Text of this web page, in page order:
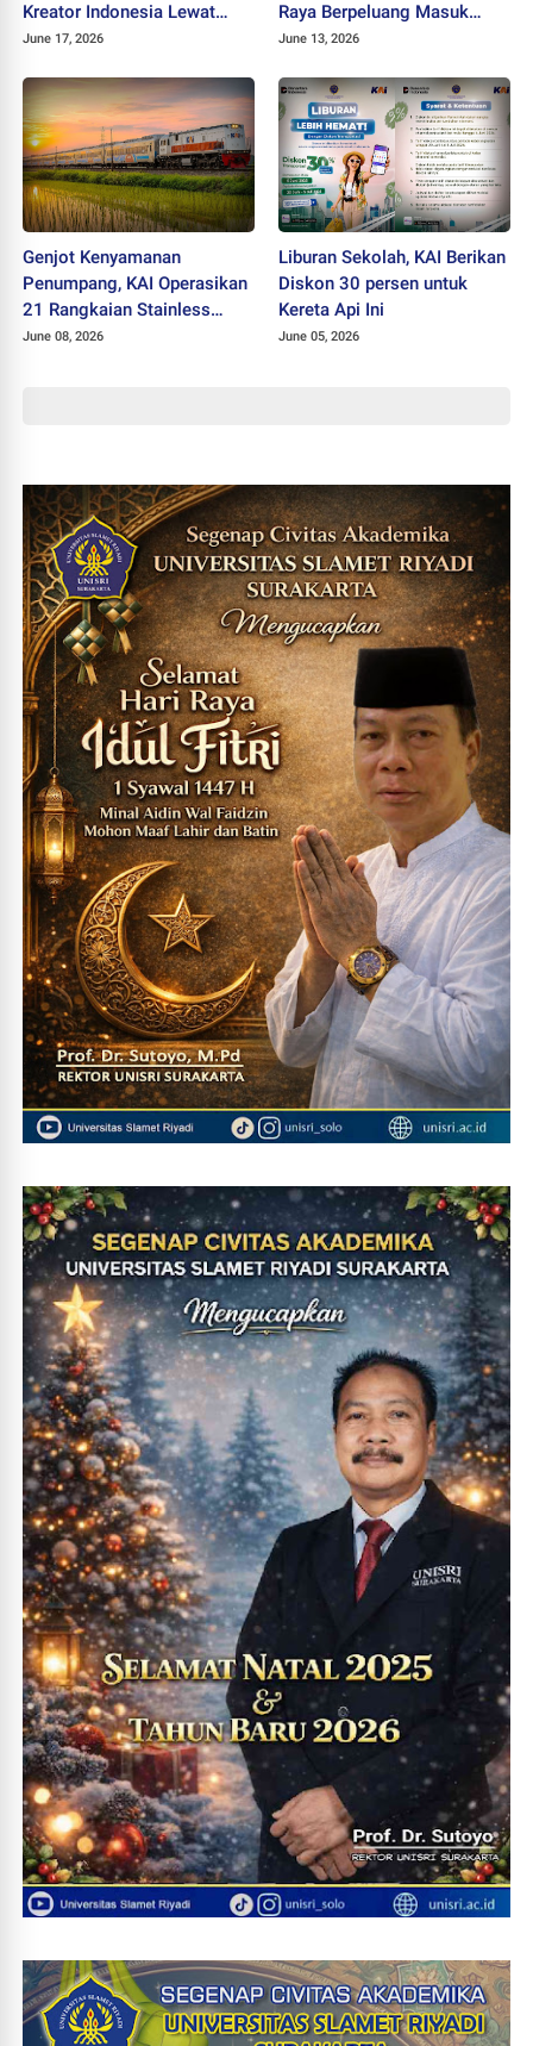
Kreator Indonesia Lewat
Teknologi AI
June 17, 2026
Raya Berpeluang Masuk
Jaringan Ritel Nasional
June 13, 2026
Genjot Kenyamanan
Penumpang, KAI Operasikan
21 Rangkaian Stainless
Steel New Generation
June 08, 2026
Liburan Sekolah, KAI Berikan
Diskon 30 persen untuk
Kereta Api Ini
June 05, 2026